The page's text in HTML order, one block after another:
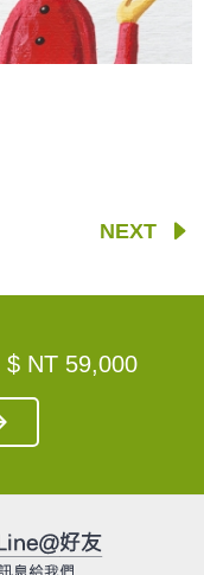
NEXT
$ NT 59,000